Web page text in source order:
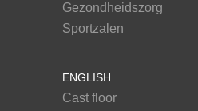
Gezondheidszorg
Sportzalen
ENGLISH
Cast floor